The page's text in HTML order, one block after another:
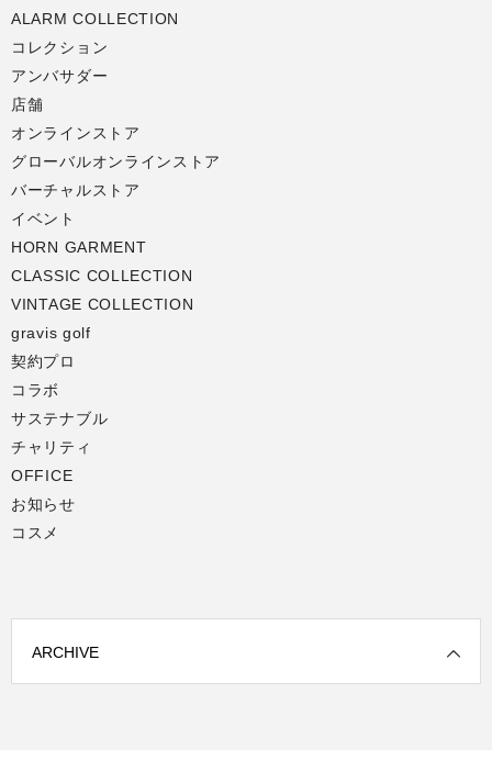
ALARM COLLECTION
コレクション
アンバサダー
店舗
オンラインストア
グローバルオンラインストア
バーチャルストア
イベント
HORN GARMENT
CLASSIC COLLECTION
VINTAGE COLLECTION
gravis golf
契約プロ
コラボ
サステナブル
チャリティ
OFFICE
お知らせ
コスメ
ARCHIVE